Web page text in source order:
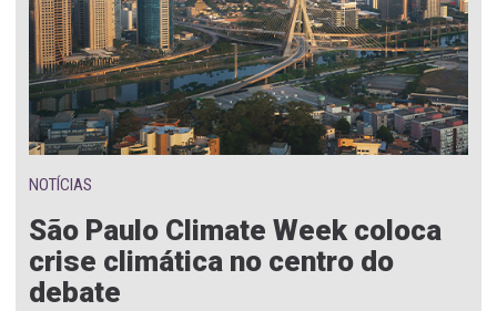
NOTÍCIAS
São Paulo Climate Week coloca
crise climática no centro do
debate